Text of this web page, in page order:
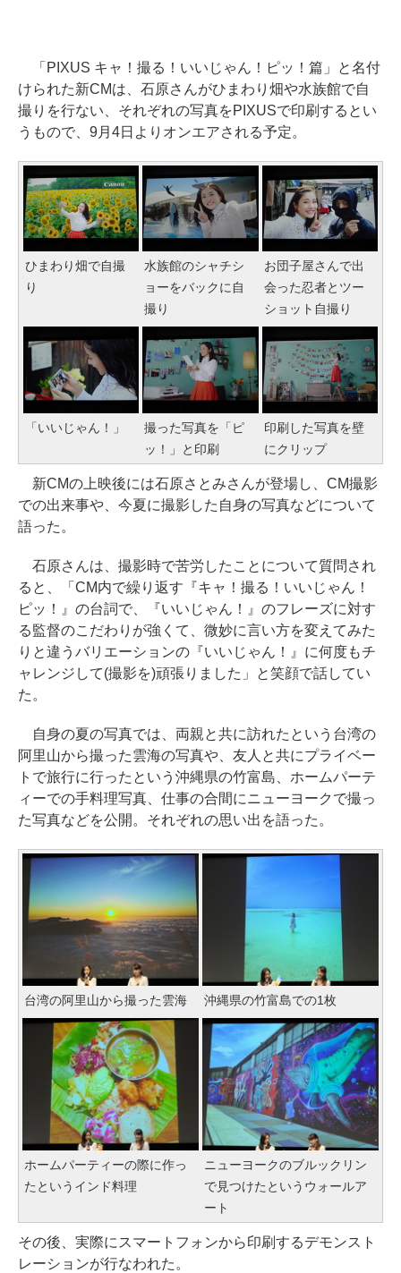
「PIXUS キャ！撮る！いいじゃん！ピッ！篇」と名付
けられた新CMは、石原さんがひまわり畑や水族館で自
撮りを行ない、それぞれの写真をPIXUSで印刷するとい
うもので、9月4日よりオンエアされる予定。
ひまわり畑で自撮
り
水族館のシャチシ
ョーをバックに自
撮り
お団子屋さんで出
会った忍者とツー
ショット自撮り
「いいじゃん！」
撮った写真を「ピ
ッ！」と印刷
印刷した写真を壁
にクリップ
新CMの上映後には石原さとみさんが登場し、CM撮影
での出来事や、今夏に撮影した自身の写真などについて
語った。
石原さんは、撮影時で苦労したことについて質問され
ると、「CM内で繰り返す『キャ！撮る！いいじゃん！
ピッ！』の台詞で、『いいじゃん！』のフレーズに対す
る監督のこだわりが強くて、微妙に言い方を変えてみた
りと違うバリエーションの『いいじゃん！』に何度もチ
ャレンジして(撮影を)頑張りました」と笑顔で話してい
た。
自身の夏の写真では、両親と共に訪れたという台湾の
阿里山から撮った雲海の写真や、友人と共にプライベー
トで旅行に行ったという沖縄県の竹富島、ホームパーテ
ィーでの手料理写真、仕事の合間にニューヨークで撮っ
た写真などを公開。それぞれの思い出を語った。
台湾の阿里山から撮った雲海 沖縄県の竹富島での1枚
ホームパーティーの際に作っ
たというインド料理
ニューヨークのブルックリン
で見つけたというウォールア
ート
その後、実際にスマートフォンから印刷するデモンスト
レーションが行なわれた。